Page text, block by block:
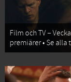
Film och TV –
premiärer • Se alla